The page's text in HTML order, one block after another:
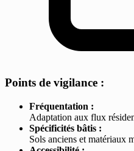
Points de vigilance :
Fréquentation :
Adaptation aux flux
Spécificités bâtis :
Sols anciens et matériaux